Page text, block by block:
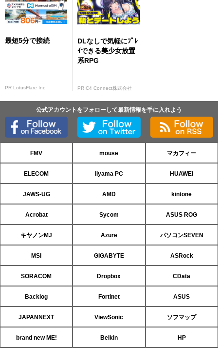
最短5分で接続
PR LotusFlare Inc
DLなしで気軽にﾌﾟﾚ
ｲできる美少女放置
系RPG
PR C4 Connect株式会社
公式アカウントをフォローして最新情報を手に入れよう
FMV mouse マカフィー
ELECOM iiyama PC HUAWEI
JAWS-UG AMD kintone
Acrobat Sycom ASUS ROG
キヤノンMJ Azure パソコンSEVEN
MSI GIGABYTE ASRock
SORACOM Dropbox CData
Backlog Fortinet ASUS
JAPANNEXT ViewSonic ソフマップ
brand new ME! Belkin HP